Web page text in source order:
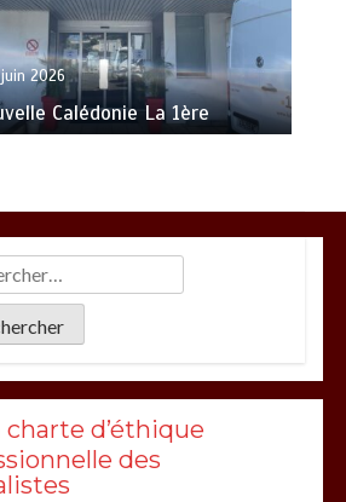
juin 2026
Calédonie La 1ère
charte d’éthique
des